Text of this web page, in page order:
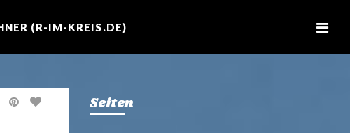
(R-IM-KREIS.DE)
P
I
Seiten